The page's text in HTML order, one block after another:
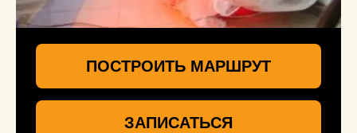
ПОСТРОИТЬ МАРШРУТ
ЗАПИСАТЬСЯ